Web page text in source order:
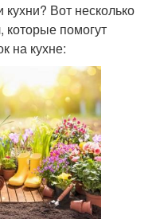
Вот несколько
помогут
на кухне: